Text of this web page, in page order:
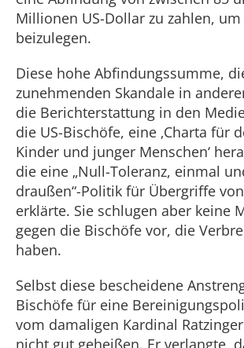
Millionen US-Dollar zu zahlen, um
beizulegen.
Diese hohe Abfindungssumme,
zunehmenden Skandale in
die Berichterstattung in den
die US-Bischöfe, eine ‚Charta für
Kinder und junger Menschen‘
die eine „Null-Toleranz, einmal
draußen“-Politik für Übergriffe
erklärte. Sie schlugen aber keine
gegen die Bischöfe vor, die
haben.
Selbst diese bescheidene
Bischöfe für eine
vom damaligen Kardinal
nicht gut geheißen. Er verlangte,